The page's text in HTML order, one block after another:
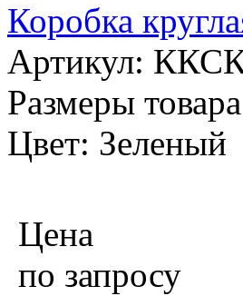
Коробка
Артикул:
Размеры
Цвет: Зеленый
Цена
по запросу